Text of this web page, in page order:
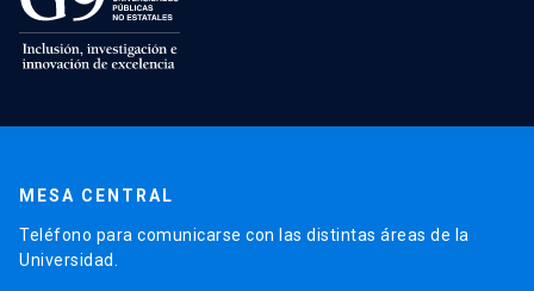
MESA CENTRAL
Teléfono para comunicarse con las distintas áreas de la
Universidad.